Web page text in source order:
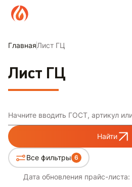
ГлавнаяЛист ГЦ
Лист ГЦ
Начните вводить ГОСТ, артикул
Найти
Все фильтры 6
Дата обновления прайс-листа: